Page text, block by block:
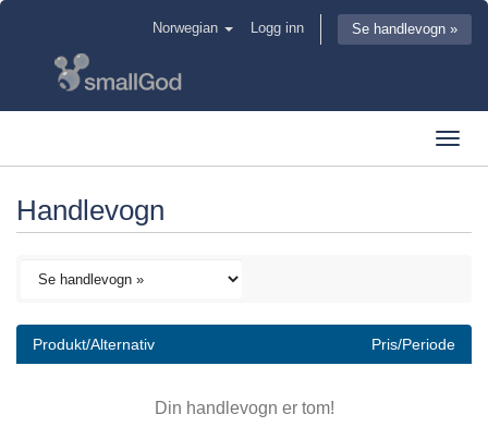
Norwegian Logg inn Se handlevogn »
Handlevogn
Produkt/Alternativ Pris/Periode
Din handlevogn er tom!